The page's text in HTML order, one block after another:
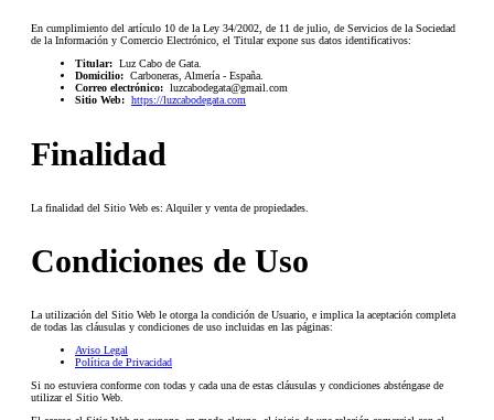
En cumplimiento del artículo 10 de la Ley 34/2002, de 11 de julio, de Servicios de la Sociedad
de la Información y Comercio Electrónico, el Titular expone sus datos identificativos:
Titular: Luz Cabo de Gata.
Domicilio: Carboneras, Almería - España.
Correo electrónico: luzcabodegata@gmail.com
Sitio Web: https://luzcabodegata.com
Finalidad
La finalidad del Sitio Web es: Alquiler y venta de propiedades.
Condiciones de Uso
La utilización del Sitio Web le otorga la condición de Usuario, e implica la aceptación completa
de todas las cláusulas y condiciones de uso incluidas en las páginas:
Aviso Legal
Política de Privacidad
Si no estuviera conforme con todas y cada una de estas cláusulas y condiciones absténgase de
utilizar el Sitio Web.